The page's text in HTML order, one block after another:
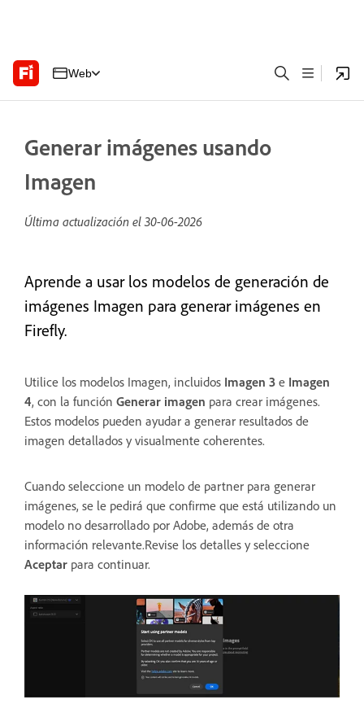
Web
Generar imágenes usando
Imagen
Última actualización el 30-06-2026
Aprende a usar los modelos de generación de
imágenes Imagen para generar imágenes en
Firefly.
Utilice los modelos Imagen, incluidos Imagen 3 e Imagen
4, con la función Generar imagen para crear imágenes.
Estos modelos pueden ayudar a generar resultados de
imagen detallados y visualmente coherentes.
Cuando seleccione un modelo de partner para generar
imágenes, se le pedirá que confirme que está utilizando un
modelo no desarrollado por Adobe, además de otra
información relevante.Revise los detalles y seleccione
Aceptar para continuar.